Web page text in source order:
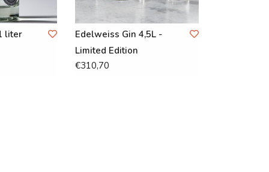
liter
Edelweiss Gin 4,5L -
Limited Edition
€310,70